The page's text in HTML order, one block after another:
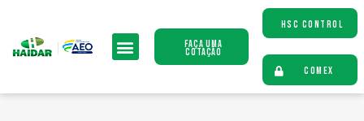
Faça uma
Cotação
HSC CONTROL
COMEX